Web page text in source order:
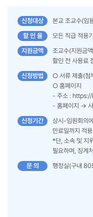
신청대상
본교 조교수(임
할 인 율
모든 직급 적용
지원금액
조교수(지원금
할인 전 사용료
신청방법
○ 서류 제출(첨
○ 홈페이지
- 주소 :
- 홈페이지 →
신청기간
상시-임원회의
만료일까지 적
*단, 소속 및 지
필요하며, 징계
문 의
행정실(구내